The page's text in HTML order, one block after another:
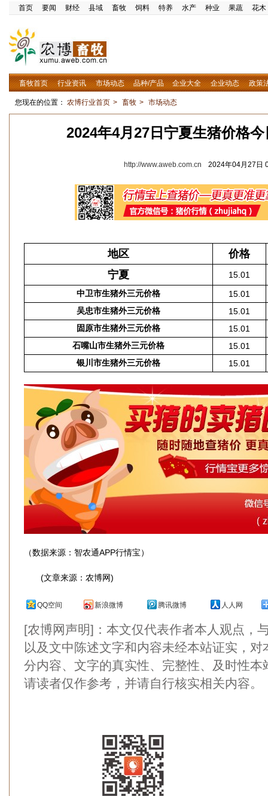
首页 要闻 财经 县域 畜牧 饲料 特养 水产 种业 果蔬 花木
畜牧首页 行业资讯 市场动态 品种/产品 企业大全 企业动态 政策
您现在的位置： 农博行业首页 > 畜牧 > 市场动态
2024年4月27日宁夏生猪价格
http://www.aweb.com.cn 2024年04月27日
地区
价格
宁夏
15.01
中卫市生猪外三元价格
15.01
吴忠市生猪外三元价格
15.01
固原市生猪外三元价格
15.01
石嘴山市生猪外三元价格
15.01
银川市生猪外三元价格
15.01
（数据来源：智农通APP行情宝）
(文章来源：农博网)
QQ空间 新浪微博 腾讯微博 人人网
[农博网声明]：本文仅代表作者本人观点，
以及文中陈述文字和内容未经本站证实，
分内容、文字的真实性、完整性、及时性
请读者仅作参考，并请自行核实相关内容。